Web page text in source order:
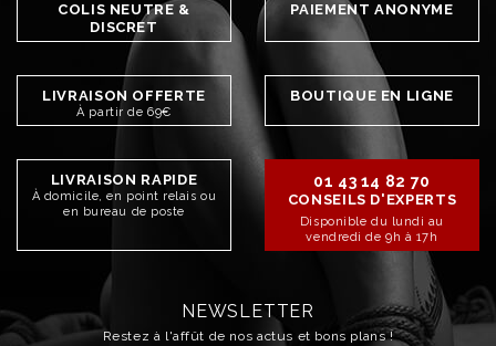
COLIS NEUTRE &
DISCRET
PAIEMENT ANONYME
LIVRAISON OFFERTE
À partir de 69€
BOUTIQUE EN LIGNE
LIVRAISON RAPIDE
À domicile, en point relais ou
en bureau de poste
01 43 14 82 70
CONSEILS D'EXPERTS
Disponible du lundi au
vendredi de 9h à 17h
NEWSLETTER
Restez à l'affût de nos actus et bons plans !